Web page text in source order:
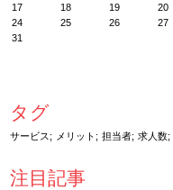
17
18 19 20
24
25 26 27
31
タグ
サービス メリット 担当者 求人数
注目記事